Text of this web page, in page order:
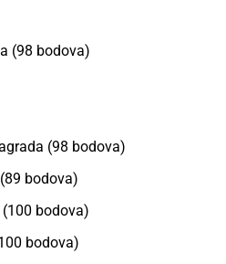
(98 bodova)
(98 bodova)
bodova)
bodova)
bodova)